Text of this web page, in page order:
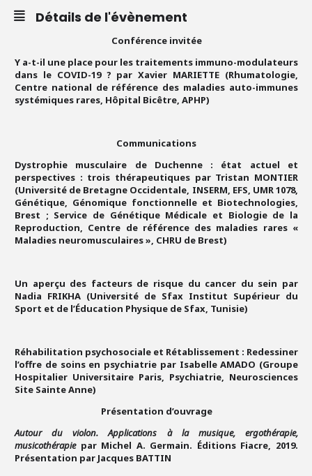
Détails de l'évènement
Conférence invitée
Y a-t-il une place pour les traitements immuno-modulateurs
dans le COVID-19 ? par Xavier MARIETTE (Rhumatologie,
Centre national de référence des maladies auto-immunes
systémiques rares, Hôpital Bicêtre, APHP)
Communications
Dystrophie musculaire de Duchenne : état actuel et
perspectives : trois thérapeutiques par Tristan MONTIER
(Université de Bretagne Occidentale, INSERM, EFS, UMR 1078,
Génétique, Génomique fonctionnelle et Biotechnologies,
Brest ; Service de Génétique Médicale et Biologie de la
Reproduction, Centre de référence des maladies rares «
Maladies neuromusculaires », CHRU de Brest)
Un aperçu des facteurs de risque du cancer du sein par
Nadia FRIKHA (Université de Sfax Institut Supérieur du
Sport et de l’Éducation Physique de Sfax, Tunisie)
Réhabilitation psychosociale et Rétablissement : Redessiner
l’offre de soins en psychiatrie par Isabelle AMADO (Groupe
Hospitalier Universitaire Paris, Psychiatrie, Neurosciences
Site Sainte Anne)
Présentation d’ouvrage
Autour du violon. Applications à la musique, ergothérapie,
musicothérapiepar Michel A. Germain. Éditions Fiacre, 2019.
Présentation par Jacques BATTIN